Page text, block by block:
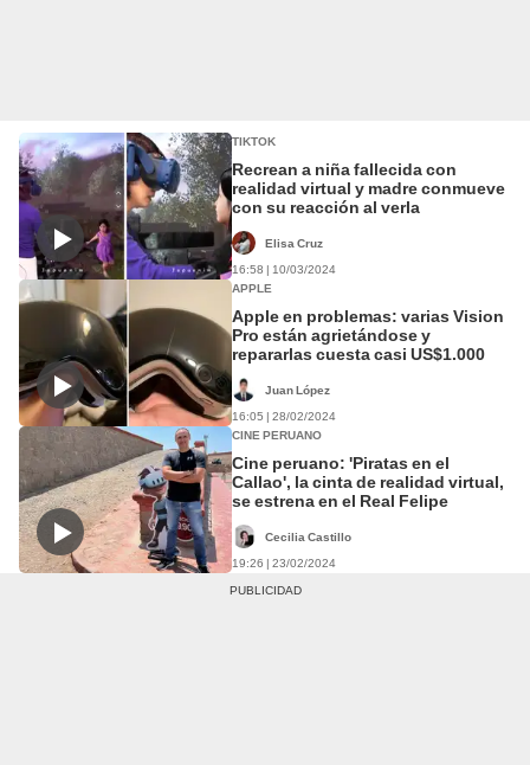
TIKTOK
Recrean a niña fallecida con
realidad virtual y madre conmueve
con su reacción al verla
Elisa Cruz
16:58 | 10/03/2024
APPLE
Apple en problemas: varias Vision
Pro están agrietándose y
repararlas cuesta casi US$1.000
Juan López
16:05 | 28/02/2024
CINE PERUANO
Cine peruano: 'Piratas en el
Callao', la cinta de realidad virtual,
se estrena en el Real Felipe
Cecilia Castillo
19:26 | 23/02/2024